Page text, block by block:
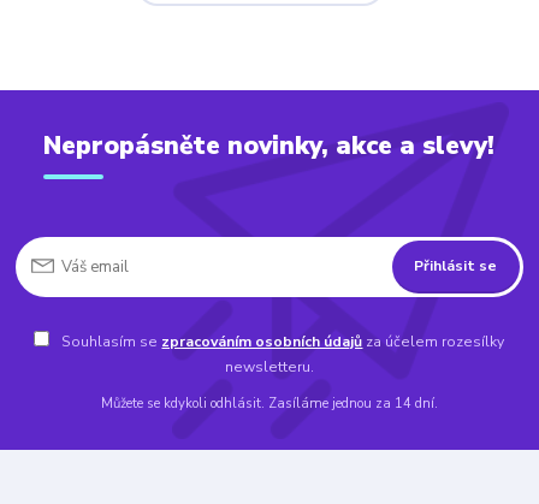
Nepropásněte novinky, akce a slevy!
Přihlásit se
Souhlasím se zpracováním osobních údajů za účelem rozesílky
newsletteru.
Můžete se kdykoli odhlásit. Zasíláme jednou za 14 dní.